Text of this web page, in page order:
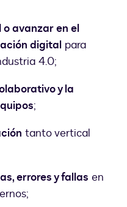
avanzar en el
digital para
4.0;
y la
;
tanto vertical
errores y fallas en